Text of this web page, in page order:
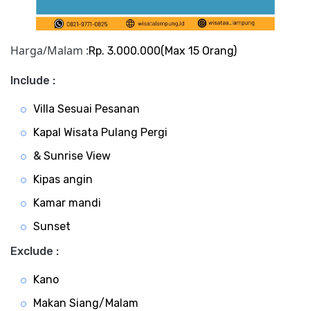
Harga/Malam :Rp. 3.000.000(Max 15 Orang)
Include :
Villa Sesuai Pesanan
Kapal Wisata Pulang Pergi
& Sunrise View
Kipas angin
Kamar mandi
Sunset
Exclude :
Kano
Makan Siang/Malam